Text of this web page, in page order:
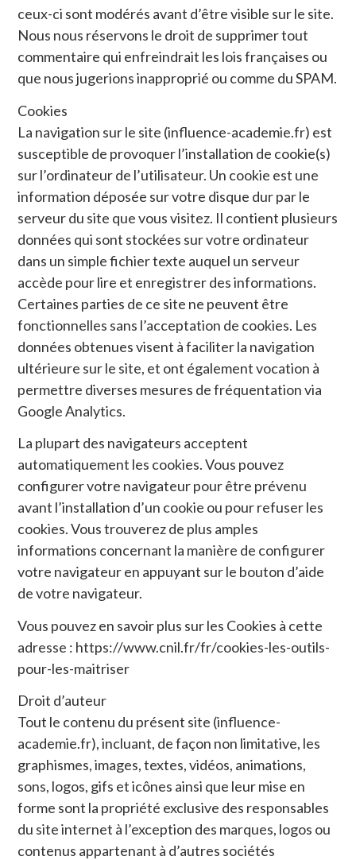
ceux-ci sont modérés avant d’être visible sur le site.
Nous nous réservons le droit de supprimer tout
commentaire qui enfreindrait les lois françaises ou
que nous jugerions inapproprié ou comme du SPAM.
Cookies
La navigation sur le site (influence-academie.fr) est
susceptible de provoquer l’installation de cookie(s)
sur l’ordinateur de l’utilisateur. Un cookie est une
information déposée sur votre disque dur par le
serveur du site que vous visitez. Il contient plusieurs
données qui sont stockées sur votre ordinateur
dans un simple fichier texte auquel un serveur
accède pour lire et enregistrer des informations.
Certaines parties de ce site ne peuvent être
fonctionnelles sans l’acceptation de cookies. Les
données obtenues visent à faciliter la navigation
ultérieure sur le site, et ont également vocation à
permettre diverses mesures de fréquentation via
Google Analytics.
La plupart des navigateurs acceptent
automatiquement les cookies. Vous pouvez
configurer votre navigateur pour être prévenu
avant l’installation d’un cookie ou pour refuser les
cookies. Vous trouverez de plus amples
informations concernant la manière de configurer
votre navigateur en appuyant sur le bouton d’aide
de votre navigateur.
Vous pouvez en savoir plus sur les Cookies à cette
adresse : https://www.cnil.fr/fr/cookies-les-outils-
pour-les-maitriser
Droit d’auteur
Tout le contenu du présent site (influence-
academie.fr), incluant, de façon non limitative, les
graphismes, images, textes, vidéos, animations,
sons, logos, gifs et icônes ainsi que leur mise en
forme sont la propriété exclusive des responsables
du site internet à l’exception des marques, logos ou
contenus appartenant à d’autres sociétés